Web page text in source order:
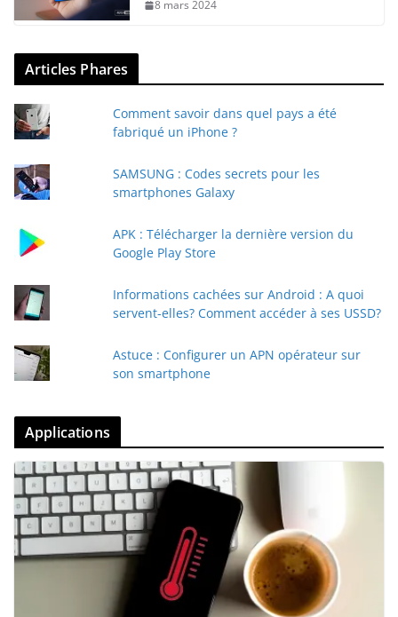
8 mars 2024
Articles Phares
Comment savoir dans quel pays a été
fabriqué un iPhone ?
SAMSUNG : Codes secrets pour les
smartphones Galaxy
APK : Télécharger la dernière version du
Google Play Store
Informations cachées sur Android : A quoi
servent-elles? Comment accéder à ses USSD?
Astuce : Configurer un APN opérateur sur
son smartphone
Applications